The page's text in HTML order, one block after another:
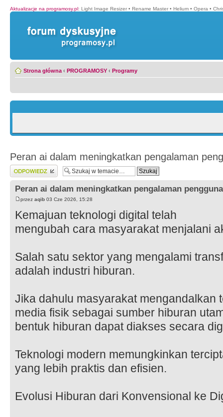
Aktualizacje na programosy.pl: Light Image Resizer • Rename Master • Helium • Opera •
Strona główna ‹ PROGRAMOSY ‹ Programy
Peran ai dalam meningkatkan pengalaman
Wyślij odpowiedź
Peran ai dalam meningkatkan pengalaman pengguna
przez aqib 03 Cze 2026, 15:28
Kemajuan teknologi digital telah
mengubah cara masyarakat menjalani
Salah satu sektor yang mengalami
adalah industri hiburan.
Jika dahulu masyarakat mengandalkan
media fisik sebagai sumber hiburan
bentuk hiburan dapat diakses secara
Teknologi modern memungkinkan
yang lebih praktis dan efisien.
Evolusi Hiburan dari Konvensional ke